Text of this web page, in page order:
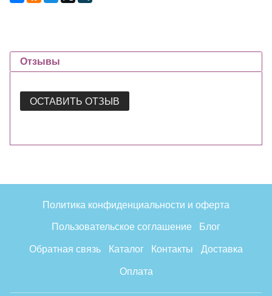
Отзывы
ОСТАВИТЬ ОТЗЫВ
Политика конфиденциальности и оферта
Пользовательское соглашение Блог
Обратная связь Каталог Контакты Доставка
Оплата